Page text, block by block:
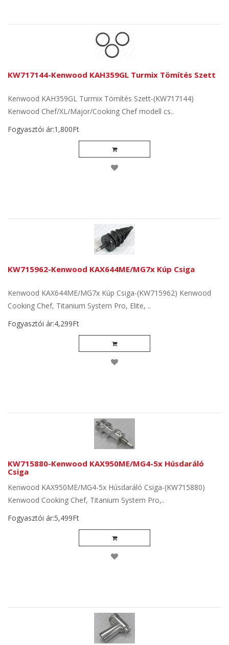
KW717144-Kenwood KAH359GL Turmix Tömítés Szett
Kenwood KAH359GL Turmix Tömítés Szett-(KW717144)
Kenwood Chef/XL/Major/Cooking Chef modell cs..
Fogyasztói ár:1,800Ft
KW715962-Kenwood KAX644ME/MG7x Kúp Csiga
Kenwood KAX644ME/MG7x Kúp Csiga-(KW715962) Kenwood
Cooking Chef, Titanium System Pro, Elite, ..
Fogyasztói ár:4,299Ft
KW715880-Kenwood KAX950ME/MG4-5x Húsdaráló
Csiga
Kenwood KAX950ME/MG4-5x Húsdaráló Csiga-(KW715880)
Kenwood Cooking Chef, Titanium System Pro,..
Fogyasztói ár:5,499Ft